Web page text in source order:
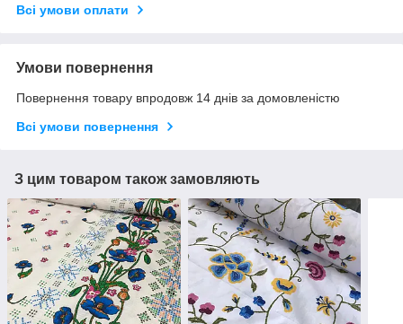
Всі умови оплати
Умови повернення
Повернення товару впродовж 14 днів за домовленістю
Всі умови повернення
З цим товаром також замовляють